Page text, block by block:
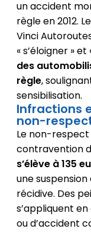
un accident
règle en 2012.
Vinci
« s’éloigner »
des
règle,
sensibilisation.
Infractions
non-
Le non-
contravention
s’élève à 135
une
récidive. Des
s’appliquent
ou d’accident